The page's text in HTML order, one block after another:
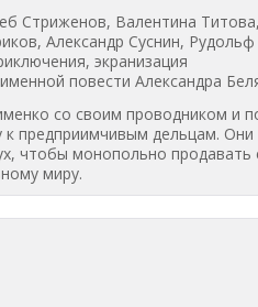
Стриженов, Валентина
Александр Суснин,
экранизация
повести Александра
со своим проводником и
предприимчивым дельцам.
чтобы монопольно продавать
миру.